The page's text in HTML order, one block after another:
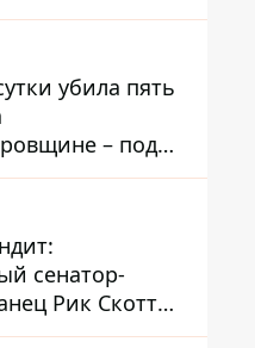
народное
убила пять
– под
пять
сенатор-
Рик Скотт
привлечь